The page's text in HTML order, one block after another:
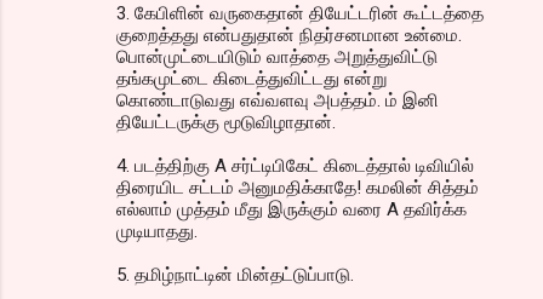
3. கேபிளின் வருகைதான் தியேட்டரின் கூட்டத்தை
குறைத்தது என்பதுதான் நிதர்சனமான உன்மை.
பொன்முட்டையிடும் வாத்தை அறுத்துவிட்டு
தங்கமுட்டை கிடைத்துவிட்டது என்று
கொண்டாடுவது எவ்வளவு அபத்தம். ம் இனி
தியேட்டருக்கு மூடுவிழாதான்.
4. படத்திற்கு A சர்ட்டிபிகேட் கிடைத்தால் டிவியில்
திரையிட சட்டம் அனுமதிக்காதே! கமலின் சித்தம்
எல்லாம் முத்தம் மீது இருக்கும் வரை A தவிர்க்க
முடியாதது.
5. தமிழ்நாட்டின் மின்தட்டுப்பாடு.